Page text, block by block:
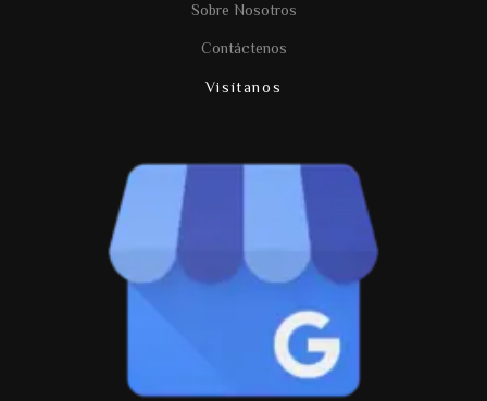
Sobre Nosotros
Contáctenos
Visítanos